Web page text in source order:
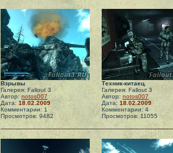
Взрывы
Галерея: Fallout 3
Автор: notos007
Дата: 18.02.2009
Комментарии: 1
Просмотров: 9482
Техник-китаец.
Галерея: Fallout 3
Автор: notos007
Дата: 18.02.2009
Комментарии: 4
Просмотров: 11055